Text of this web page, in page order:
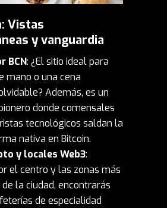
Vistas
y vanguardia
BCN: ¿El sitio ideal para
mano o una cena
Además, es un
donde comensales
tecnológicos saldan la
nativa en Bitcoin.
y locales Web3:
el centro y las zonas más
la ciudad, encontrarás
de especialidad